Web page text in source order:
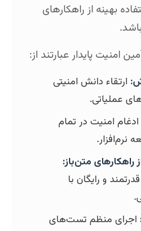
بهینه از راهکارهای
امنیت پایدار عبارتند از:
ارتقاء دانش امنیتی
عملیاتی.
ادغام امنیت در تمام
نرم‌افزار.
راهکارهای متن‌باز:
و رایگان با
اجرای منظم تست‌های